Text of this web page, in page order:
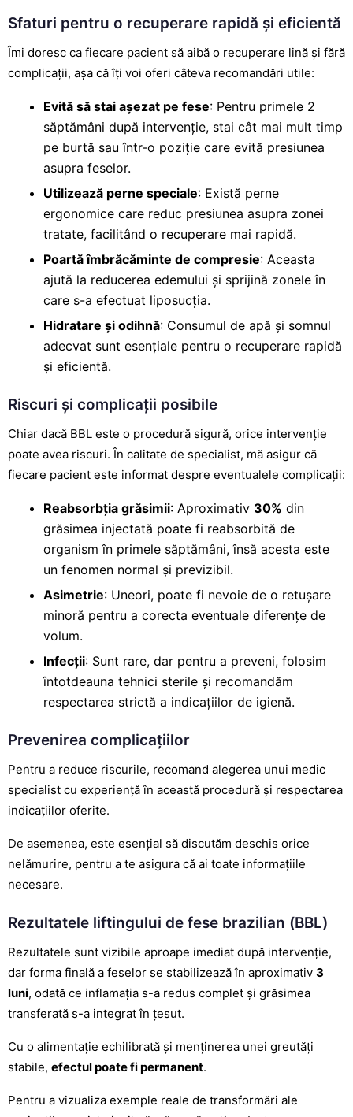
Sfaturi pentru o recuperare rapidă și eficientă
Îmi doresc ca fiecare pacient să aibă o recuperare lină și fără
complicații, așa că îți voi oferi câteva recomandări utile:
Evită să stai așezat pe fese: Pentru primele 2
săptămâni după intervenție, stai cât mai mult timp
pe burtă sau într-o poziție care evită presiunea
asupra feselor.
Utilizează perne speciale: Există perne
ergonomice care reduc presiunea asupra zonei
tratate, facilitând o recuperare mai rapidă.
Poartă îmbrăcăminte de compresie: Aceasta
ajută la reducerea edemului și sprijină zonele în
care s-a efectuat liposucția.
Hidratare și odihnă: Consumul de apă și somnul
adecvat sunt esențiale pentru o recuperare rapidă
și eficientă.
Riscuri și complicații posibile
Chiar dacă BBL este o procedură sigură, orice intervenție
poate avea riscuri. În calitate de specialist, mă asigur că
fiecare pacient este informat despre eventualele complicații:
Reabsorbția grăsimii: Aproximativ 30% din
grăsimea injectată poate fi reabsorbită de
organism în primele săptămâni, însă acesta este
un fenomen normal și previzibil.
Asimetrie: Uneori, poate fi nevoie de o retușare
minoră pentru a corecta eventuale diferențe de
volum.
Infecții: Sunt rare, dar pentru a preveni, folosim
întotdeauna tehnici sterile și recomandăm
respectarea strictă a indicațiilor de igienă.
Prevenirea complicațiilor
Pentru a reduce riscurile, recomand alegerea unui medic
specialist cu experiență în această procedură și respectarea
indicațiilor oferite.
De asemenea, este esențial să discutăm deschis orice
nelămurire, pentru a te asigura că ai toate informațiile
necesare.
Rezultatele liftingului de fese brazilian (BBL)
Rezultatele sunt vizibile aproape imediat după intervenție,
dar forma finală a feselor se stabilizează în aproximativ 3
luni, odată ce inflamația s-a redus complet și grăsimea
transferată s-a integrat în țesut.
Cu o alimentație echilibrată și menținerea unei greutăți
stabile, efectul poate fi permanent.
Pentru a vizualiza exemple reale de transformări ale